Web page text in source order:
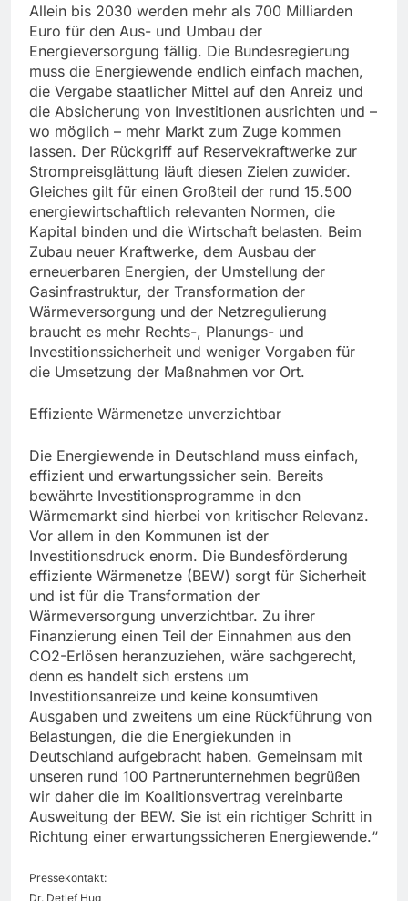
Allein bis 2030 werden mehr als 700 Milliarden
Euro für den Aus- und Umbau der
Energieversorgung fällig. Die Bundesregierung
muss die Energiewende endlich einfach machen,
die Vergabe staatlicher Mittel auf den Anreiz und
die Absicherung von Investitionen ausrichten und –
wo möglich – mehr Markt zum Zuge kommen
lassen. Der Rückgriff auf Reservekraftwerke zur
Strompreisglättung läuft diesen Zielen zuwider.
Gleiches gilt für einen Großteil der rund 15.500
energiewirtschaftlich relevanten Normen, die
Kapital binden und die Wirtschaft belasten. Beim
Zubau neuer Kraftwerke, dem Ausbau der
erneuerbaren Energien, der Umstellung der
Gasinfrastruktur, der Transformation der
Wärmeversorgung und der Netzregulierung
braucht es mehr Rechts-, Planungs- und
Investitionssicherheit und weniger Vorgaben für
die Umsetzung der Maßnahmen vor Ort.
Effiziente Wärmenetze unverzichtbar
Die Energiewende in Deutschland muss einfach,
effizient und erwartungssicher sein. Bereits
bewährte Investitionsprogramme in den
Wärmemarkt sind hierbei von kritischer Relevanz.
Vor allem in den Kommunen ist der
Investitionsdruck enorm. Die Bundesförderung
effiziente Wärmenetze (BEW) sorgt für Sicherheit
und ist für die Transformation der
Wärmeversorgung unverzichtbar. Zu ihrer
Finanzierung einen Teil der Einnahmen aus den
CO2-Erlösen heranzuziehen, wäre sachgerecht,
denn es handelt sich erstens um
Investitionsanreize und keine konsumtiven
Ausgaben und zweitens um eine Rückführung von
Belastungen, die die Energiekunden in
Deutschland aufgebracht haben. Gemeinsam mit
unseren rund 100 Partnerunternehmen begrüßen
wir daher die im Koalitionsvertrag vereinbarte
Ausweitung der BEW. Sie ist ein richtiger Schritt in
Richtung einer erwartungssicheren Energiewende.“
Pressekontakt:
Dr. Detlef Hug